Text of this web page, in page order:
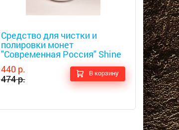
Средство для чистки и
полировки монет
"Современная Россия" Shine
Coins
440 р.
474 р.
В корзину
Набор
950 р.